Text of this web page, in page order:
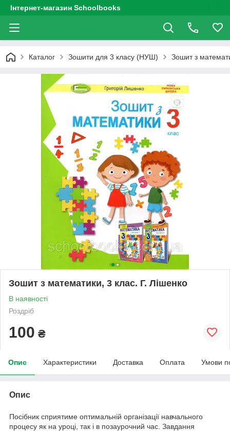
Інтернет-магазин Schoolbooks
Каталог Зошити для 3 класу (НУШ) Зошит з
Зошит з математики, 3 клас. Г. Лішенко
В наявності
Роздріб
100 ₴
Опис Характеристики Доставка Оплата Умови
Опис
Посібник сприятиме оптимальній організації навчального
процесу як на уроці, так і в позаурочний час. Завдання